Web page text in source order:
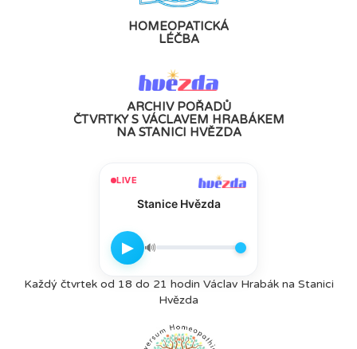
HOMEOPATICKÁ
LÉČBA
ARCHIV POŘADŮ
ČTVRTKY S VÁCLAVEM HRABÁKEM
NA STANICI HVĚZDA
LIVE
Stanice Hvězda
▶ 🔊
Každý čtvrtek od 18 do 21 hodin Václav Hrabák na Stanici
Hvězda